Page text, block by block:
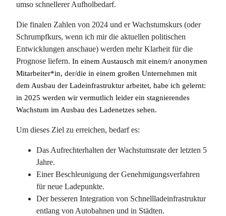
umso schnellerer Aufholbedarf.
Die finalen Zahlen von 2024 und er Wachstumskurs (oder
Schrumpfkurs, wenn ich mir die aktuellen politischen
Entwicklungen anschaue) werden mehr Klarheit für die
Prognose liefern. In einem Austausch mit einem/r anonymen
Mitarbeiter*in, der/die in einem großen Unternehmen mit
dem Ausbau der Ladeinfrastruktur arbeitet, habe ich gelernt:
in 2025 werden wir vermutlich leider ein stagnierendes
Wachstum im Ausbau des Ladenetzes sehen.
Um dieses Ziel zu erreichen, bedarf es:
Das Aufrechterhalten der Wachstumsrate der letzten 5
Jahre.
Einer Beschleunigung der Genehmigungsverfahren
für neue Ladepunkte.
Der besseren Integration von Schnellladeinfrastruktur
entlang von Autobahnen und in Städten.